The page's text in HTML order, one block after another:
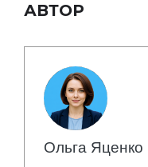
АВТОР
Ольга Яценко